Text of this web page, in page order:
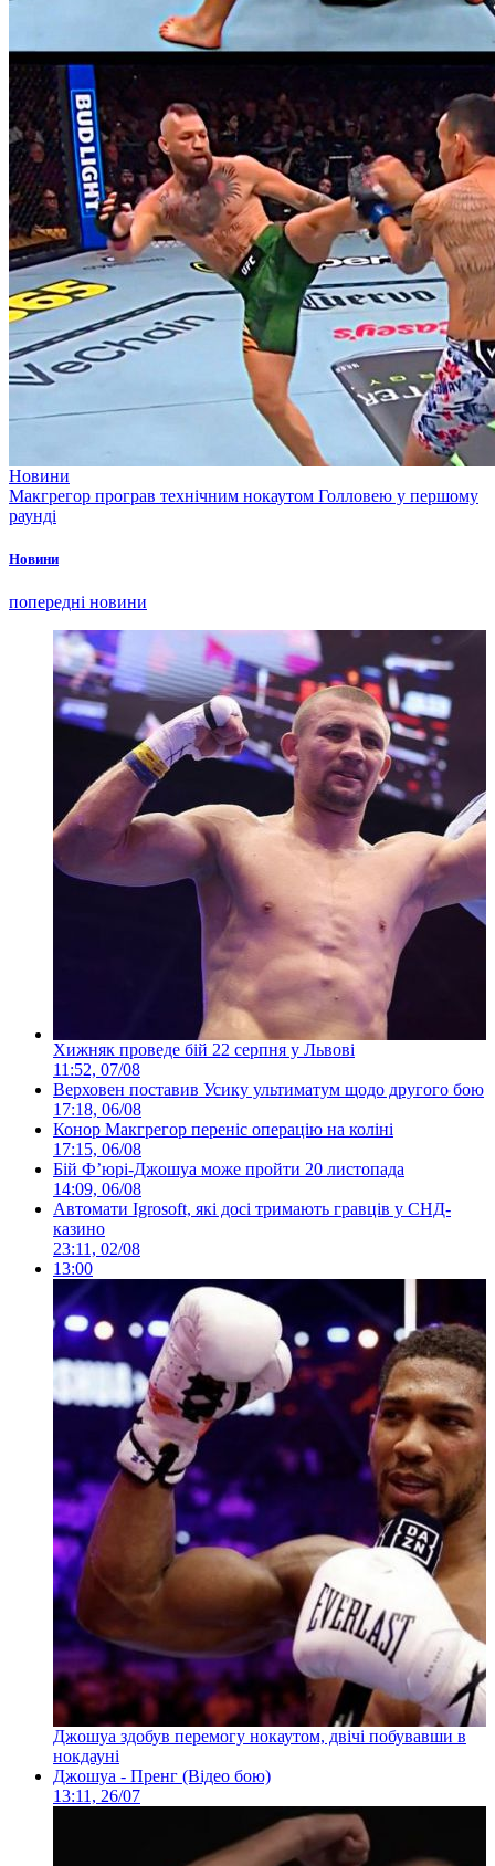
Новини
Макгрегор програв технічним нокаутом Голловею у першому
раунді
Новини
попередні новини
Хижняк проведе бій 22 серпня у Львові
11:52, 07/08
Верховен поставив Усику ультиматум щодо другого бою
17:18, 06/08
Конор Макгрегор переніс операцію на коліні
17:15, 06/08
Бій Ф’юрі-Джошуа може пройти 20 листопада
14:09, 06/08
Автомати Igrosoft, які досі тримають гравців у СНД-
казино
23:11, 02/08
13:00
Джошуа здобув перемогу нокаутом, двічі побувавши в
нокдауні
Джошуа - Пренг (Відео бою)
13:11, 26/07